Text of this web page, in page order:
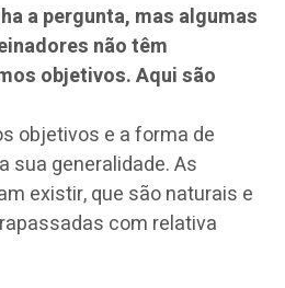
a pergunta, mas algumas
não têm
objetivos. Aqui são
objetivos e a forma de
sua generalidade. As
existir, que são naturais e
com relativa